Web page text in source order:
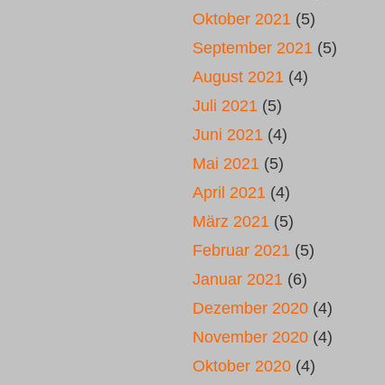
Oktober 2021 (5)
September 2021 (5)
August 2021 (4)
Juli 2021 (5)
Juni 2021 (4)
Mai 2021 (5)
April 2021 (4)
März 2021 (5)
Februar 2021 (5)
Januar 2021 (6)
Dezember 2020 (4)
November 2020 (4)
Oktober 2020 (4)